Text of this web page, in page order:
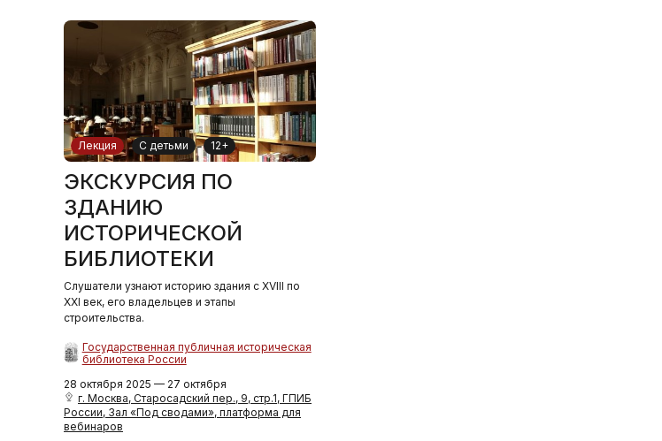
Лекция С детьми 12+
ЭКСКУРСИЯ ПО
ЗДАНИЮ
ИСТОРИЧЕСКОЙ
БИБЛИОТЕКИ
Слушатели узнают историю здания с XVIII по
XXI век, его владельцев и этапы
строительства.
Государственная публичная историческая
библиотека России
28 октября 2025 — 27 октября
г. Москва, Старосадский пер., 9, стр.1, ГПИБ
России, Зал «Под сводами», платформа для
вебинаров